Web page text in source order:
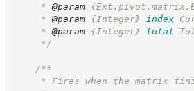
* @param
* @param {Integer} index
* @param {Integer} total
*/
/**
* Fires when the matrix